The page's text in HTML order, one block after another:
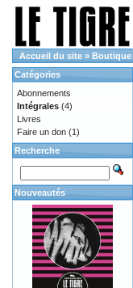
Accueil du site » Boutique
Catégories
Abonnements
Intégrales (4)
Livres
Faire un don (1)
Recherche
Nouveautés